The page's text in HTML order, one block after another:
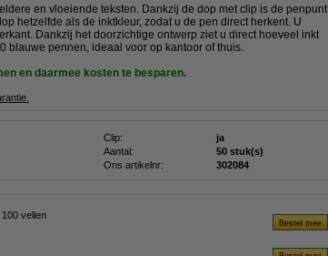
en vloeiende teksten. Dankzij de dop met clip is de penpunt
hetzelfde als de inktkleur, zodat u de pen direct herkent. U
Dankzij het doorzichtige ontwerp ziet u direct hoeveel inkt
blauwe pennen, ideaal voor op kantoor of thuis.
en daarmee kosten te besparen.
Clip:
ja
Aantal:
50 stuk(s)
Ons artikelnr: 302084
vellen